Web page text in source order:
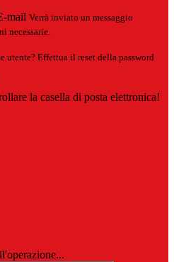
mail Verrà inviato un messaggio
necessarie.
utente? Effettua il reset della password
la casella di posta elettronica!